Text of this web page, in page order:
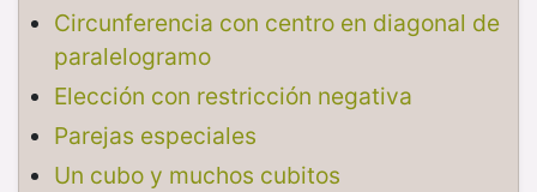
Circunferencia con centro en diagonal de
paralelogramo
Elección con restricción negativa
Parejas especiales
Un cubo y muchos cubitos